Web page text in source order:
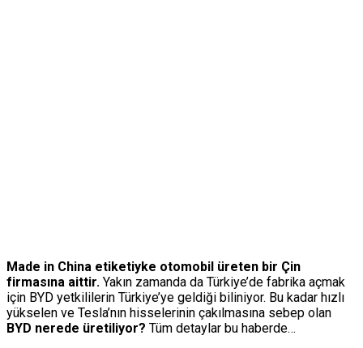
Made in China etiketiyke otomobil üreten bir Çin
firmasına aittir. Yakın zamanda da Türkiye’de fabrika açmak
için BYD yetkililerin Türkiye’ye geldiği biliniyor. Bu kadar hızlı
yükselen ve Tesla’nın hisselerinin çakılmasına sebep olan
BYD nerede üretiliyor? Tüm detaylar bu haberde…